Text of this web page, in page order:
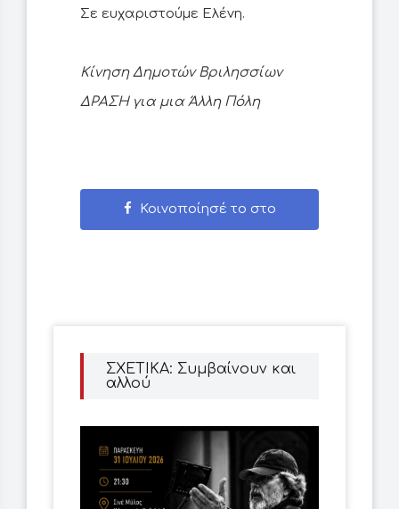
Σε ευχαριστούμε Ελένη.
Κίνηση Δημοτών Βριλησσίων
ΔΡΑΣΗ για μια Άλλη Πόλη
Κοινοποίησέ το στο
ΣΧΕΤΙΚΑ: Συμβαίνουν και
αλλού